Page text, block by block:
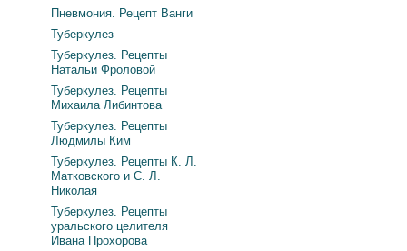
Пневмония. Рецепт Ванги
Туберкулез
Туберкулез. Рецепты
Натальи Фроловой
Туберкулез. Рецепты
Михаила Либинтова
Туберкулез. Рецепты
Людмилы Ким
Туберкулез. Рецепты К. Л.
Матковского и С. Л.
Николая
Туберкулез. Рецепты
уральского целителя
Ивана Прохорова